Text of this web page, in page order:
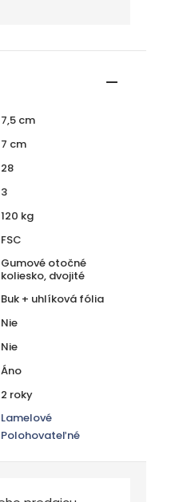
7,5 cm
7 cm
28
3
120 kg
FSC
Gumové otočné
koliesko, dvojité
Buk + uhlíková fólia
Nie
Nie
Áno
2 roky
Lamelové
Polohovateľné